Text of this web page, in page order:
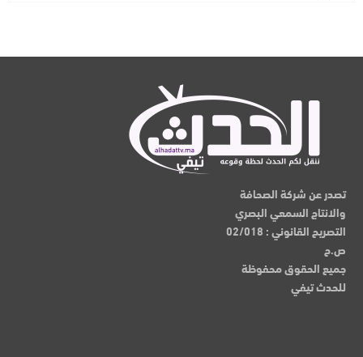
تصدر عن شركة الصحافة
والانتاج السمعي البصري
التصريح القانوني : 02/018
ص.ح
جميع الحقوق محفوظة
للحدث تيفي